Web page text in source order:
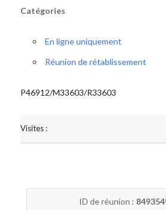
Catégories
En ligne uniquement
Réunion de rétablissement
P46912/M33603/R33603
Visites :
ID de réunion :